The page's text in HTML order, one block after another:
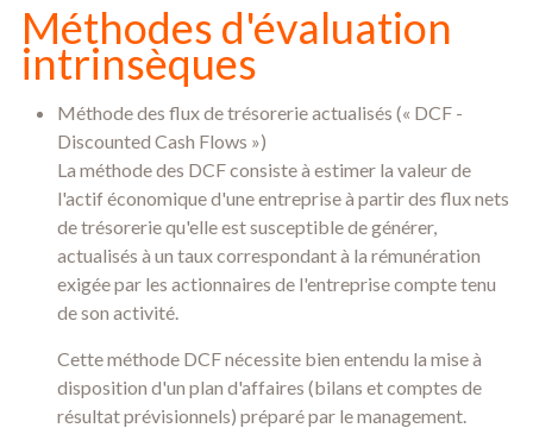
Méthodes d'évaluation
intrinsèques
Méthode des flux de trésorerie actualisés (« DCF -
Discounted Cash Flows »)
La méthode des DCF consiste à estimer la valeur de
l'actif économique d'une entreprise à partir des flux nets
de trésorerie qu'elle est susceptible de générer,
actualisés à un taux correspondant à la rémunération
exigée par les actionnaires de l'entreprise compte tenu
de son activité.
Cette méthode DCF nécessite bien entendu la mise à
disposition d'un plan d'affaires (bilans et comptes de
résultat prévisionnels) préparé par le management.